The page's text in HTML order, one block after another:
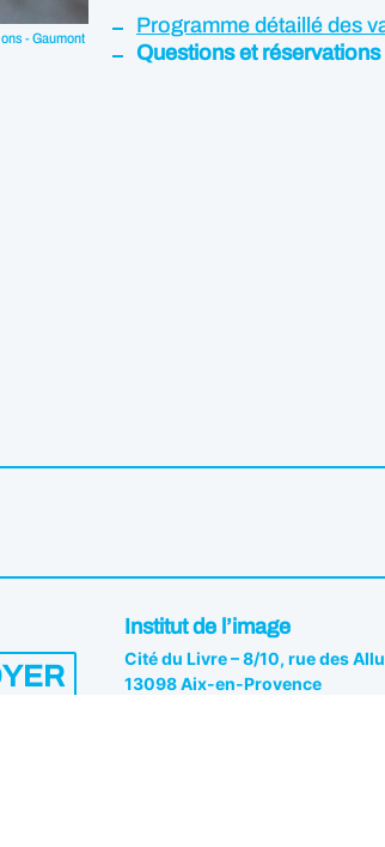
- Gaumont
Programme détaillé des
Questions et réservations
Institut de l’image
Cité du Livre – 8/10, rue des
13098 Aix-en-Provence